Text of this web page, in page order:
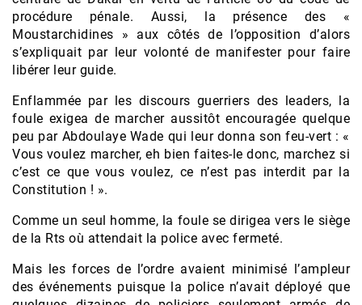
procédure pénale. Aussi, la présence des «
Moustarchidines » aux côtés de l’opposition d’alors
s’expliquait par leur volonté de manifester pour faire
libérer leur guide.
Enflammée par les discours guerriers des leaders, la
foule exigea de marcher aussitôt encouragée quelque
peu par Abdoulaye Wade qui leur donna son feu-vert : «
Vous voulez marcher, eh bien faites-le donc, marchez si
c’est ce que vous voulez, ce n’est pas interdit par la
Constitution ! ».
Comme un seul homme, la foule se dirigea vers le siège
de la Rts où attendait la police avec fermeté.
Mais les forces de l’ordre avaient minimisé l’ampleur
des événements puisque la police n’avait déployé que